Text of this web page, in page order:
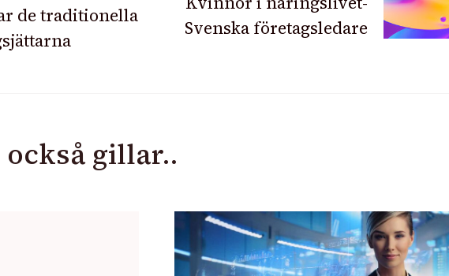
de traditionella
Svenska företagsledare
gillar..